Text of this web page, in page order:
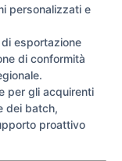
personalizzati e
esportazione
di conformità
per gli acquirenti
dei batch,
proattivo